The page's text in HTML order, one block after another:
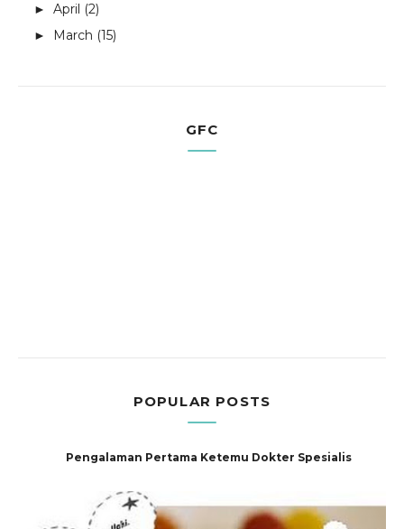
► April (2)
► March (15)
GFC
POPULAR POSTS
Pengalaman Pertama Ketemu Dokter Spesialis